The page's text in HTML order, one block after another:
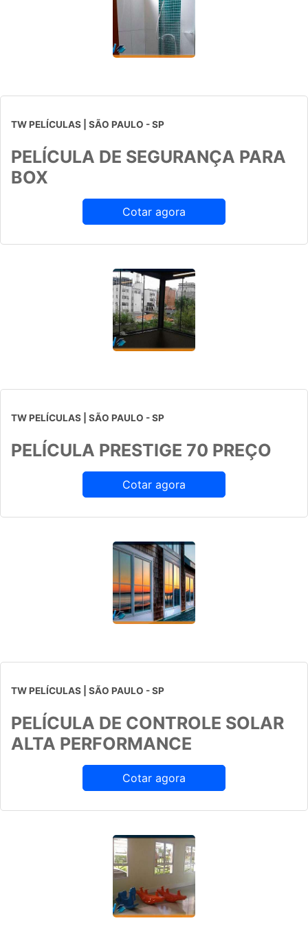
TW PELÍCULAS | SÃO PAULO - SP
PELÍCULA DE SEGURANÇA PARA
BOX
Cotar agora
TW PELÍCULAS | SÃO PAULO - SP
PELÍCULA PRESTIGE 70 PREÇO
Cotar agora
TW PELÍCULAS | SÃO PAULO - SP
PELÍCULA DE CONTROLE SOLAR
ALTA PERFORMANCE
Cotar agora